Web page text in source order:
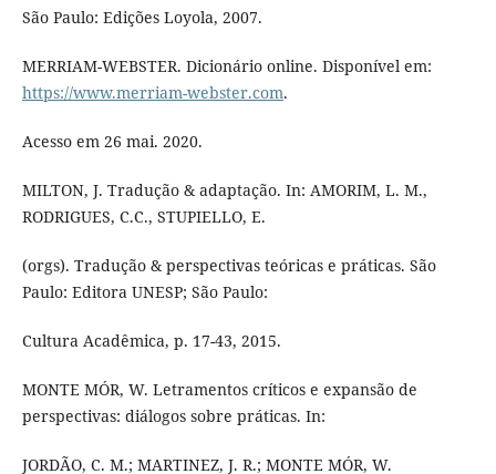
São Paulo: Edições Loyola, 2007.
MERRIAM-WEBSTER. Dicionário online. Disponível em:
https://www.merriam-webster.com.
Acesso em 26 mai. 2020.
MILTON, J. Tradução & adaptação. In: AMORIM, L. M.,
RODRIGUES, C.C., STUPIELLO, E.
(orgs). Tradução & perspectivas teóricas e práticas. São
Paulo: Editora UNESP; São Paulo:
Cultura Acadêmica, p. 17-43, 2015.
MONTE MÓR, W. Letramentos críticos e expansão de
perspectivas: diálogos sobre práticas. In:
JORDÃO, C. M.; MARTINEZ, J. R.; MONTE MÓR, W.